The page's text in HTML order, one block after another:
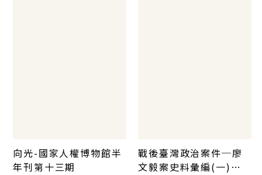
向光-國家人權博物館半
年刊第十三期
戰後臺灣政治案件─廖
文毅案史料彙編(一)～